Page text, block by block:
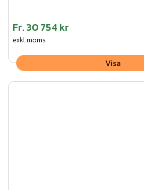
Fr.30 754 kr
exkl.moms
Visa